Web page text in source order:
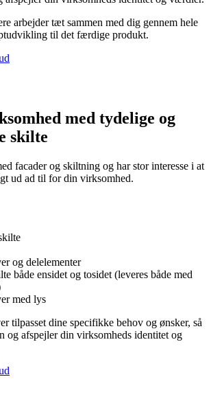
arbejder tæt sammen med dig gennem hele
til det færdige produkt.
med tydelige og
skilte
facader og skiltning og har stor interesse i at
ud ad til for din virksomhed.
og delelementer
både ensidet og tosidet (leveres både med
med lys
tilpasset dine specifikke behov og ønsker, så
og afspejler din virksomheds identitet og